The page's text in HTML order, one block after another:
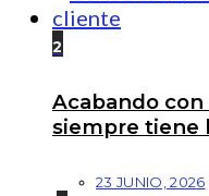
2
Acabando
siempre tiene
23 JUNIO, 2026